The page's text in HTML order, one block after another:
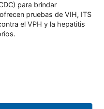
para brindar
pruebas de VIH, ITS
el VPH y la hepatitis